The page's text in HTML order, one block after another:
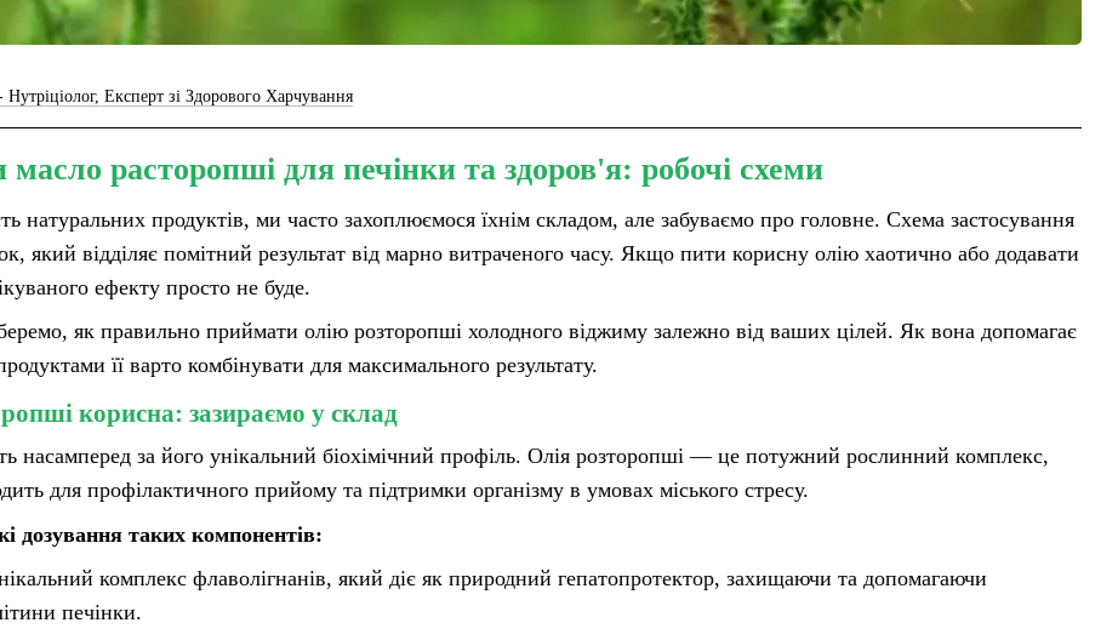
Експерт зі Здорового Харчування
расторопші для печінки та здоров'я: робочі схеми
натуральних продуктів, ми часто захоплюємося їхнім складом, але забуваємо про головне. Схема застосування
який відділяє помітний результат від марно витраченого часу. Якщо пити корисну олію хаотично або додавати
ефекту просто не буде.
як правильно приймати олію розторопші холодного віджиму залежно від ваших цілей. Як вона допомагає
її варто комбінувати для максимального результату.
корисна: зазираємо у склад
насамперед за його унікальний біохімічний профіль. Олія розторопші — це потужний рослинний комплекс,
для профілактичного прийому та підтримки організму в умовах міського стресу.
дозування таких компонентів:
комплекс флаволігнанів, який діє як природний гепатопротектор, захищаючи та допомагаючи
печінки.